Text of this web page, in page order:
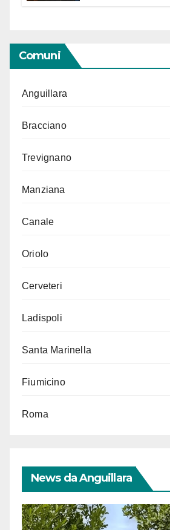
Comuni
Anguillara
Bracciano
Trevignano
Manziana
Canale
Oriolo
Cerveteri
Ladispoli
Santa Marinella
Fiumicino
Roma
News da Anguillara